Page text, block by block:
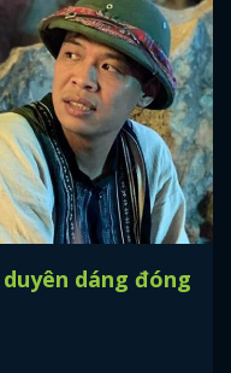
dáng đóng